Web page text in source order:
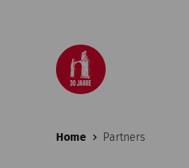
Home Partners